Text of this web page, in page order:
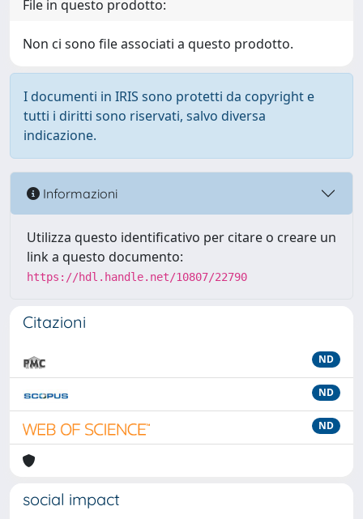
File in questo prodotto:
Non ci sono file associati a questo prodotto.
I documenti in IRIS sono protetti da copyright e
tutti i diritti sono riservati, salvo diversa
indicazione.
Informazioni
Utilizza questo identificativo per citare o creare un
link a questo documento:
https://hdl.handle.net/10807/22790
Citazioni
ND
ND
ND
social impact